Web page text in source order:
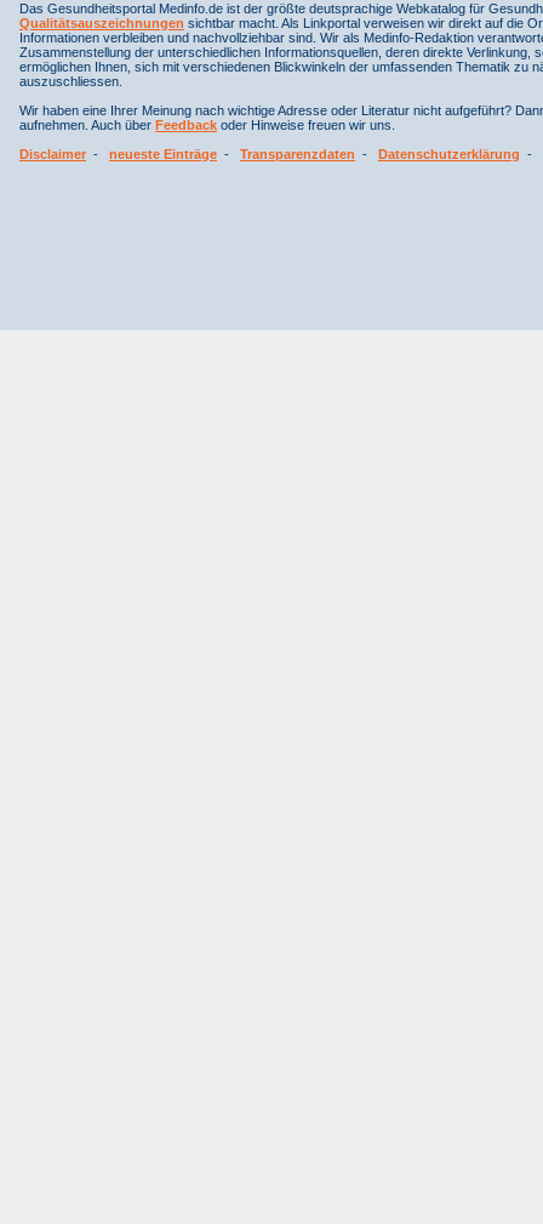
Das Gesundheitsportal Medinfo.de ist der größte deutsprachige Webkatalog für
Qualitätsauszeichnungen sichtbar macht. Als Linkportal verweisen wir direkt auf die
Informationen verbleiben und nachvollziehbar sind. Wir als Medinfo-Redaktion
Zusammenstellung der unterschiedlichen Informationsquellen, deren direkte
ermöglichen Ihnen, sich mit verschiedenen Blickwinkeln der umfassenden Thematik
auszuschliessen.
Wir haben eine Ihrer Meinung nach wichtige Adresse oder Literatur nicht aufgeführt?
aufnehmen. Auch über Feedback oder Hinweise freuen wir uns.
Disclaimer - neueste Einträge - Transparenzdaten - Datenschutzerklärung -